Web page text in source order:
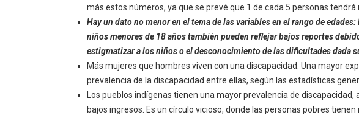
más estos números, ya que se prevé que 1 de cada 5 personas tendrá
Hay un dato no menor en el tema de las variables en el rango de
niños menores de 18 años también pueden reflejar bajos reportes
estigmatizar a los niños o el desconocimiento de las dificultades dada
Más mujeres que hombres viven con una discapacidad. Una mayor
prevalencia de la discapacidad entre ellas, según las estadísticas
Los pueblos indígenas tienen una mayor prevalencia de
bajos ingresos. Es un círculo vicioso, donde las personas pobres